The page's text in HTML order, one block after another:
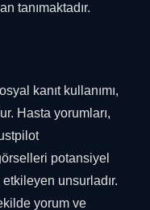
tanımaktadır.
kanıt kullanımı,
Hasta yorumları,
potansiyel
unsurladır.
yorum ve